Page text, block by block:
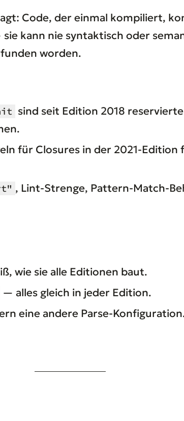
Code, der einmal kompiliert,
kann nie syntaktisch oder
worden.
sind seit Edition 2018
für Closures in der 2021-Edition
, Lint-Strenge, Pattern-Match-
wie sie alle Editionen baut.
— alles gleich in jeder Edition.
eine andere Parse-